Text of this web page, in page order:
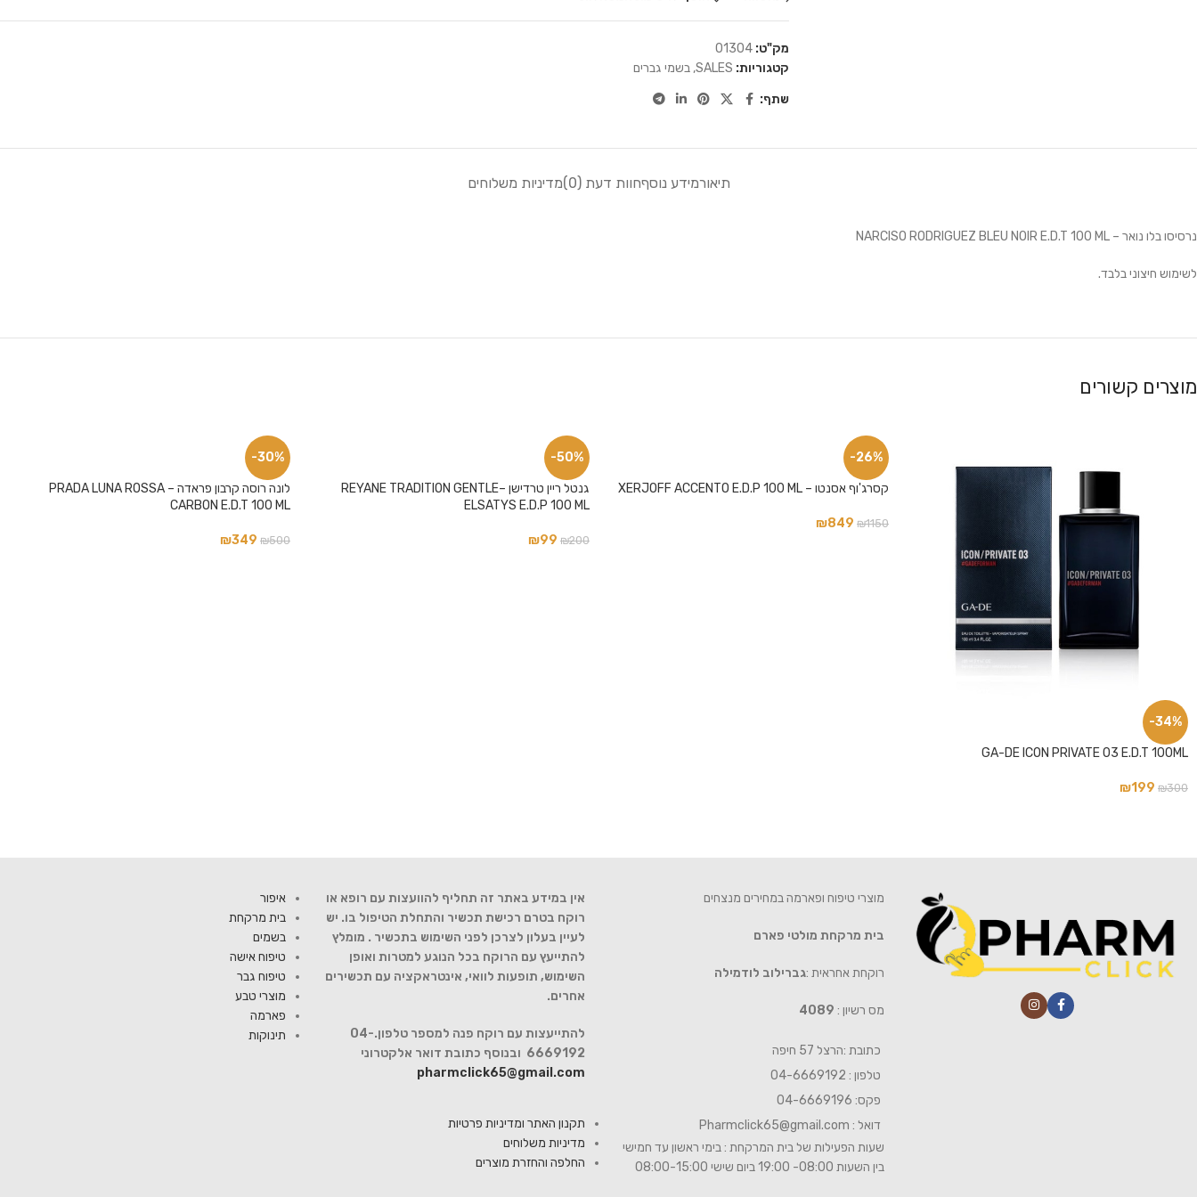
מק"ט: 01304
קטגוריות: SALES
, בשמי גברים
שתף:
תיאורמידע נוסףחוות דעת (0) מדיניות משלוחים
נרסיסו בלו נואר – NARCISO RODRIGUEZ BLEU NOIR E.D.T 100 ML
לשימוש חיצוני בלבד.
מוצרים קשורים
-34%
GA-DE ICON PRIVATE 03 E.D.T 100ML
₪300
₪199
-26%
קסרג'וף אסנטו – XERJOFF ACCENTO E.D.P 100 ML
₪1150
₪849
-50%
גנטל ריין טרדישן –REYANE TRADITION GENTLE
ELSATYS E.D.P 100 ML
₪200
₪99
-30%
לונה רוסה קרבון פראדה – PRADA LUNA ROSSA
CARBON E.D.T 100 ML
₪500
₪349
איפור
בית מרקחת
בשמים
טיפוח אישה
טיפוח גבר
מוצרי טבע
פארמה
תינוקות
אין במידע באתר זה תחליף להוועצות עם רופא או
רוקח בטרם רכישת תכשיר והתחלת הטיפול בו. יש
לעיין בעלון לצרכן לפני השימוש בתכשיר . מומלץ
להתייעץ עם הרוקח בכל הנוגע למטרות ואופן
השימוש, תופעות לוואי, אינטראקציה עם תכשירים
אחרים.
להתייעצות עם רוקח פנה למספר טלפון.04-
6669192 ובנוסף כתובת דואר אלקטרוני
pharmclick65@gmail.com
תקנון האתר ומדיניות פרטיות
מדיניות משלוחים
החלפה והחזרת מוצרים
מוצרי טיפוח ופארמה במחירים מנצחים
בית מרקחת מולטי פארם
רוקחת אחראית :גברילוב לודמילה
מס רשיון : 4089
כתובת :הרצל 57 חיפה
טלפון : 04-6669192
פקס: 04-6669196
דואל : Pharmclick65@gmail.com
שעות הפעילות של בית המרקחת : בימי ראשון עד חמישי
בין השעות 08:00- 19:00 ביום שישי 08:00-15:00